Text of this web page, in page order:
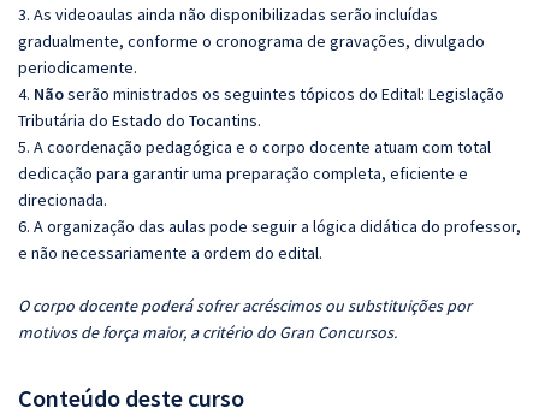
3. As videoaulas ainda não disponibilizadas serão incluídas
gradualmente, conforme o cronograma de gravações, divulgado
periodicamente.
4. Nãoserão ministrados os seguintes tópicos do Edital: Legislação
Tributária do Estado do Tocantins.
5. A coordenação pedagógica e o corpo docente atuam com total
dedicação para garantir uma preparação completa, eficiente e
direcionada.
6. A organização das aulas pode seguir a lógica didática do professor,
e não necessariamente a ordem do edital.
O corpo docente poderá sofrer acréscimos ou substituições por
motivos de força maior, a critério do Gran Concursos.
Conteúdo deste curso